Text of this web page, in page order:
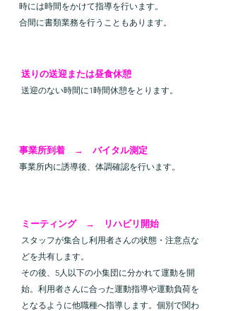
時には時間をかけて指導を行います。
合間に書類業務を行うこともあります。
送りの送迎または昼食休憩
​送迎のない時間に1時間休憩をとります。
事業所到着 → バイタル測定
事業所内に誘導後、体調確認を行います。
ミーティング → リハビリ開始
スタッフが集合し利用者さんの状態・注意点な
どを共有します。
その後、5人以下の小集団に分かれて運動を開
始。利用者さんに合った運動指導や運動負荷を
となるように他職種へ指導します。個別で関わ